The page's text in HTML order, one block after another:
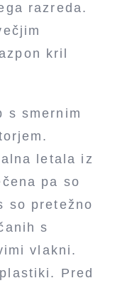
razreda.
kril
s smernim
letala iz
pa so
so pretežno
s
vlakni.
Pred